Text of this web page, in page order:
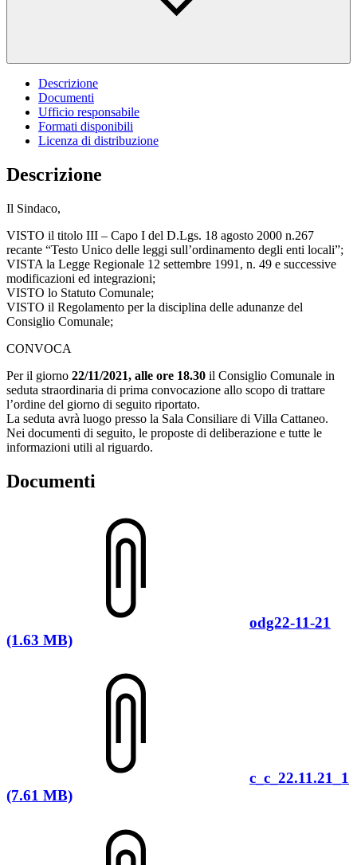
Descrizione
Documenti
Ufficio responsabile
Formati disponibili
Licenza di distribuzione
Descrizione
Il Sindaco,
VISTO il titolo III – Capo I del D.Lgs. 18 agosto 2000 n.267
recante “Testo Unico delle leggi sull’ordinamento degli enti locali”;
VISTA la Legge Regionale 12 settembre 1991, n. 49 e successive
modificazioni ed integrazioni;
VISTO lo Statuto Comunale;
VISTO il Regolamento per la disciplina delle adunanze del
Consiglio Comunale;
CONVOCA
Per il giorno 22/11/2021, alle ore 18.30 il Consiglio Comunale in
seduta straordinaria di prima convocazione allo scopo di trattare
l’ordine del giorno di seguito riportato.
La seduta avrà luogo presso la Sala Consiliare di Villa Cattaneo.
Nei documenti di seguito, le proposte di deliberazione e tutte le
informazioni utili al riguardo.
Documenti
odg22-11-21
(1.63 MB)
c_c_22.11.21_1
(7.61 MB)